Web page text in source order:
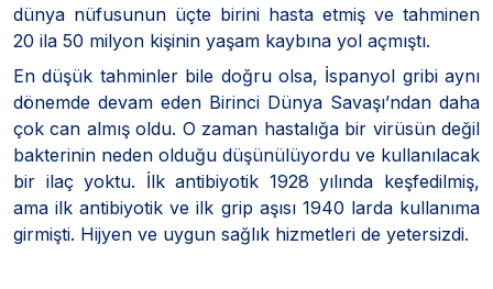
dünya nüfusunun üçte birini hasta etmiş ve tahminen
20 ila 50 milyon kişinin yaşam kaybına yol açmıştı.
En düşük tahminler bile doğru olsa, İspanyol gribi aynı
dönemde devam eden Birinci Dünya Savaşı’ndan daha
çok can almış oldu. O zaman hastalığa bir virüsün değil
bakterinin neden olduğu düşünülüyordu ve kullanılacak
bir ilaç yoktu. İlk antibiyotik 1928 yılında keşfedilmiş,
ama ilk antibiyotik ve ilk grip aşısı 1940 larda kullanıma
girmişti. Hijyen ve uygun sağlık hizmetleri de yetersizdi.